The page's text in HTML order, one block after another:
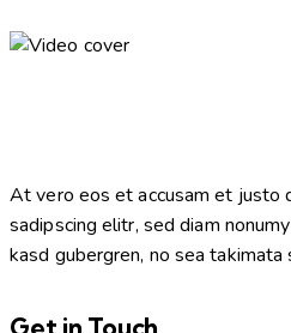
At vero eos et accusam et justo
sadipscing elitr, sed diam
kasd gubergren, no sea